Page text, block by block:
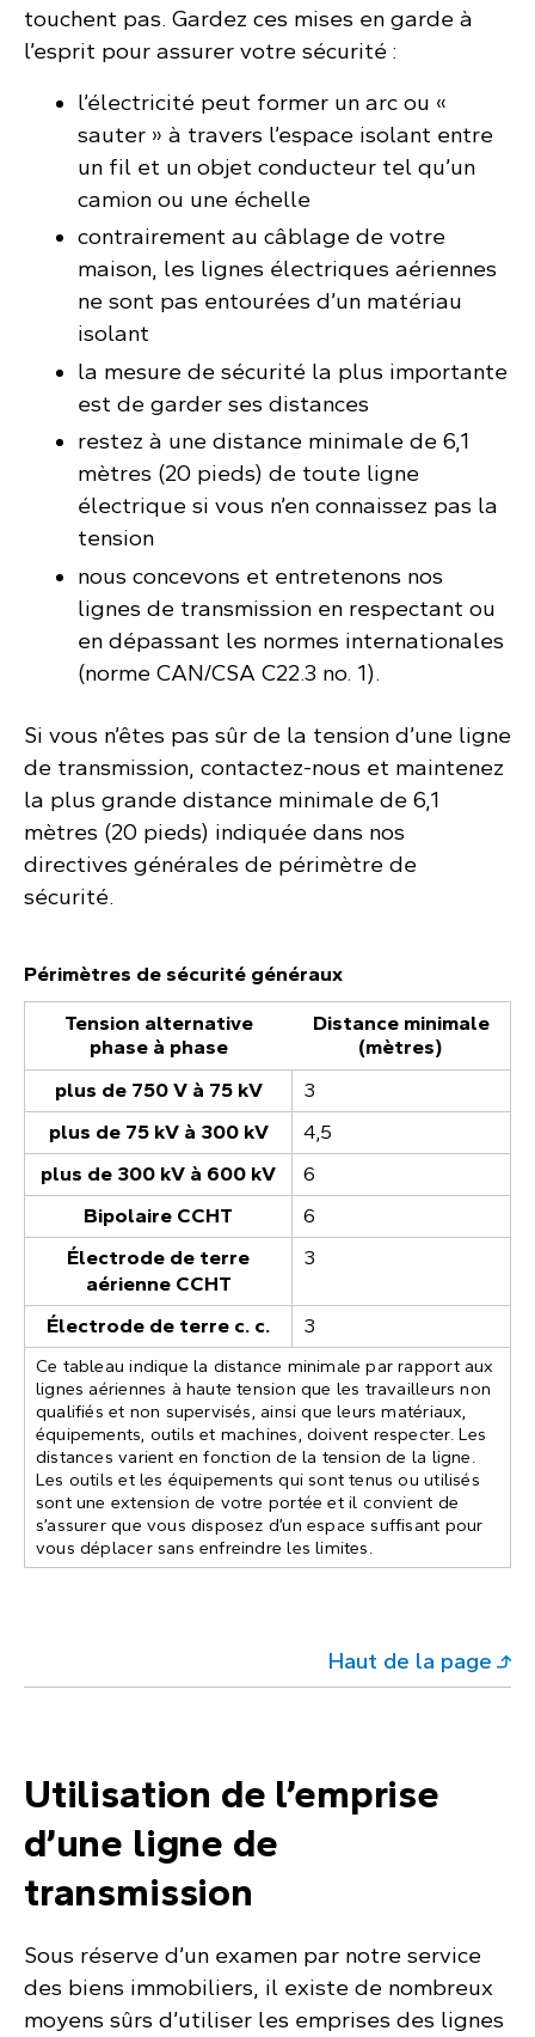
touchent pas. Gardez ces mises en garde à
l’esprit pour assurer votre sécurité :
l’électricité peut former un arc ou «
sauter » à travers l’espace isolant entre
un fil et un objet conducteur tel qu’un
camion ou une échelle
contrairement au câblage de votre
maison, les lignes électriques aériennes
ne sont pas entourées d’un matériau
isolant
la mesure de sécurité la plus importante
est de garder ses distances
restez à une distance minimale de 6,1
mètres (20 pieds) de toute ligne
électrique si vous n’en connaissez pas la
tension
nous concevons et entretenons nos
lignes de transmission en respectant ou
en dépassant les normes internationales
(norme CAN/CSA C22.3 no. 1).
Si vous n’êtes pas sûr de la tension d’une ligne
de transmission, contactez-nous et maintenez
la plus grande distance minimale de 6,1
mètres (20 pieds) indiquée dans nos
directives générales de périmètre de
sécurité.
Périmètres de sécurité généraux
Tension alternative
phase à phase
Distance minimale
(mètres)
plus de 750 V à 75 kV
3
plus de 75 kV à 300 kV
4,5
plus de 300 kV à 600 kV
6
Bipolaire CCHT
6
Électrode de terre
aérienne CCHT
3
Électrode de terre c. c. 3
Ce tableau indique la distance minimale par rapport aux
lignes aériennes à haute tension que les travailleurs non
qualifiés et non supervisés, ainsi que leurs matériaux,
équipements, outils et machines, doivent respecter. Les
distances varient en fonction de la tension de la ligne.
Les outils et les équipements qui sont tenus ou utilisés
sont une extension de votre portée et il convient de
s’assurer que vous disposez d’un espace suffisant pour
vous déplacer sans enfreindre les limites.
Haut de la page
Utilisation de l’emprise
d’une ligne de
transmission
Sous réserve d’un examen par notre service
des biens immobiliers, il existe de nombreux
moyens sûrs d’utiliser les emprises des lignes